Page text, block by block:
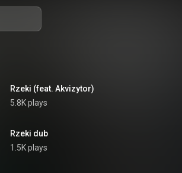
Rzeki (feat. Akvizytor)
5.8K plays
Rzeki dub
1.5K plays